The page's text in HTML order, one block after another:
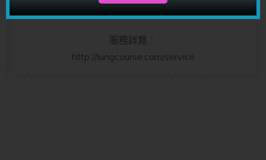
理論，潛意識，改思改運等等。
服務詳覽：
http://lungcourse.com/service